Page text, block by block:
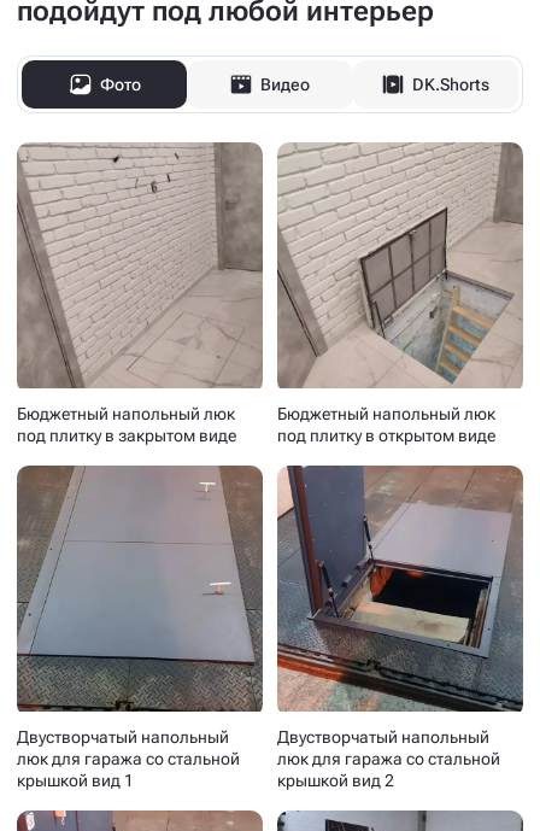
подойдут под любой интерьер
Фото Видео DK.Shorts
Бюджетный напольный люк
под плитку в закрытом виде
Бюджетный напольный люк
под плитку в открытом виде
Двустворчатый напольный
люк для гаража со стальной
крышкой вид 1
Двустворчатый напольный
люк для гаража со стальной
крышкой вид 2